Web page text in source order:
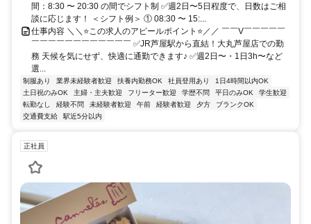
間：8:30 〜 20:30 の間でシフト制 ✅週2日〜5日程度で、日数はご相
談に応じます！ ＜シフト例＞ ① 08:30 〜 15:...
仕事内容 ＼＼⭐この求人のアピールポイント⭐／／ ￣￣V￣￣￣￣￣
￣￣￣￣￣￣￣￣￣￣￣￣ ✅JR芦屋駅から直結！大丸芦屋店での勤
務 天候を気にせず、快適に通勤できます♪ ✅週2日〜・1日3h〜など
選...
制服あり 業界未経験者歓迎 扶養内勤務OK 社員登用あり
1日4時間以内OK
土日祝のみOK
主婦・主夫歓迎 フリーター歓迎 学歴不問 平日のみOK
学生歓迎
転勤なし
経験不問 未経験者歓迎 午前 経験者歓迎 夕方
ブランクOK
交通費支給
駅近5分以内
正社員